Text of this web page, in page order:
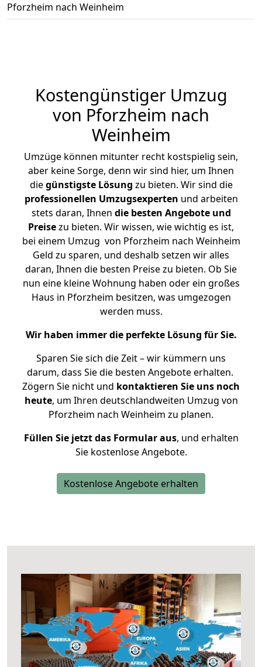
Pforzheim nach Weinheim
Kostengünstiger Umzug
von Pforzheim nach
Weinheim
Umzüge können mitunter recht kostspielig sein,
aber keine Sorge, denn wir sind hier, um Ihnen
diegünstigste Lösung zu bieten. Wir sind die
professionellen Umzugsexperten und arbeiten
stets daran, Ihnen die besten Angebote und
Preisezu bieten. Wir wissen, wie wichtig es ist,
bei einem Umzug von Pforzheim nach Weinheim
Geld zu sparen, und deshalb setzen wir alles
daran, Ihnen die besten Preise zu bieten. Ob Sie
nun eine kleine Wohnung haben oder ein großes
Haus in Pforzheim besitzen, was umgezogen
werden muss.
Wir haben immer die perfekte Lösung für Sie.
Sparen Sie sich die Zeit – wir kümmern uns
darum, dass Sie die besten Angebote erhalten.
Zögern Sie nicht und kontaktieren Sie uns noch
heute, um Ihren deutschlandweiten Umzug von
Pforzheim nach Weinheim zu planen.
Füllen Sie jetzt das Formular aus, und erhalten
Sie kostenlose Angebote.
Kostenlose Angebote erhalten